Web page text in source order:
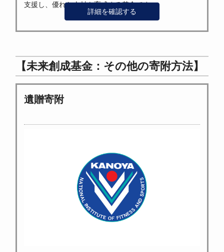
支援し、優れた人材を育成する基金です。
詳細を確認する
【未来創成基金：その他の寄附方法】
遺贈寄附